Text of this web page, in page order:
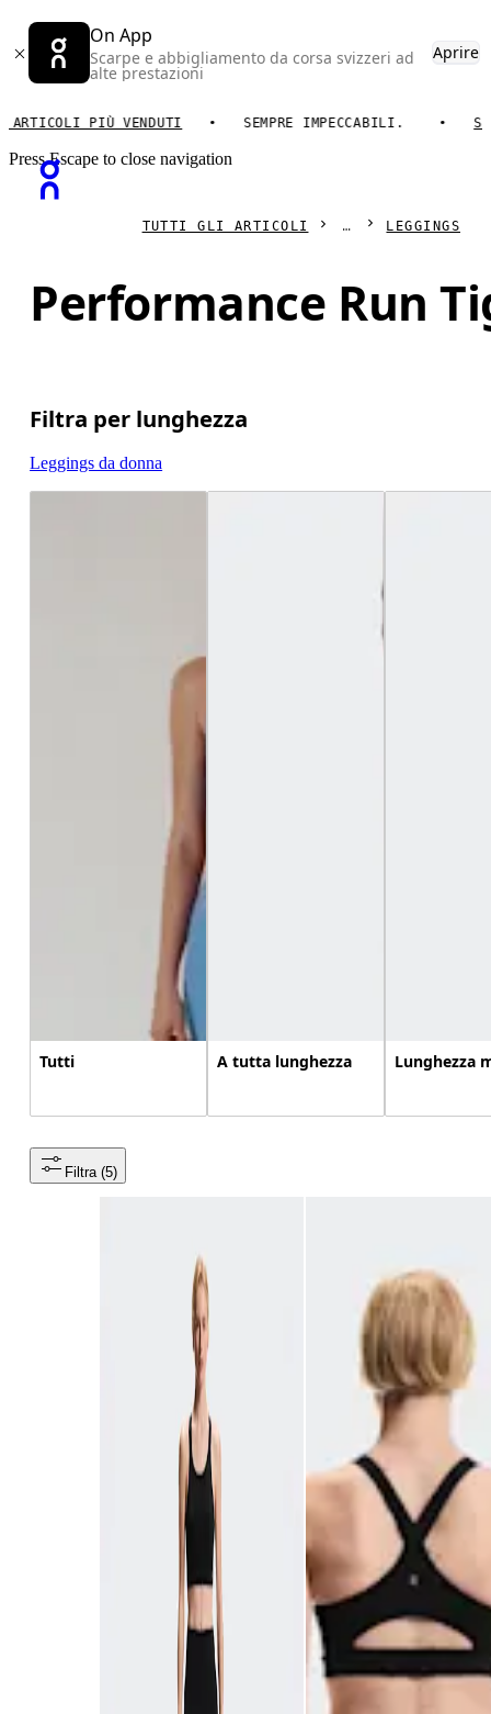
On App
Scarpe e abbigliamento da corsa svizzeri ad
alte prestazioni
Aprire
PIÙ VENDUTI SEMPRE IMPECCABILI.
Press Escape to close navigation
TUTTI GLI ARTICOLI LEGGINGS
Performance Run
Filtra per lunghezza
Leggings da donna
Tutti A tutta lunghezza Lunghezza
Filtra (5)